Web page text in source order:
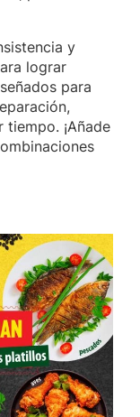
y
lograr
para
¡Añade